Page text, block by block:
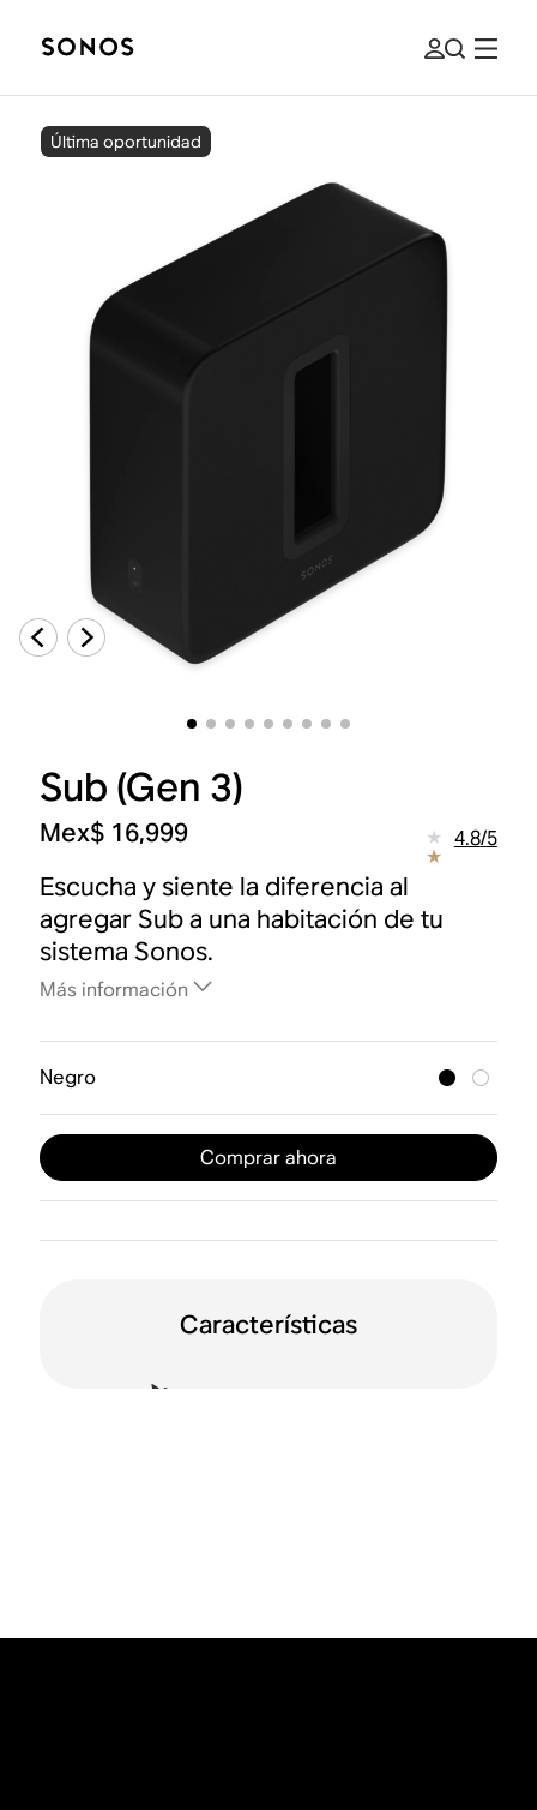
Última oportunidad
Sub (Gen 3)
Mex$ 16,999 4.8/5
Escucha y siente la diferencia al
agregar Sub a una habitación de tu
sistema Sonos.
Más información
Negro
Comprar ahora
Características